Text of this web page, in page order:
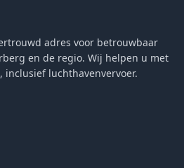
adres voor betrouwbaar
en de regio. Wij helpen u met
luchthavenvervoer.